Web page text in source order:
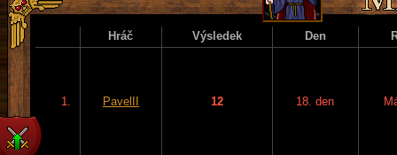
Hráč Výsledek Den
1. PavelII 12 18. den